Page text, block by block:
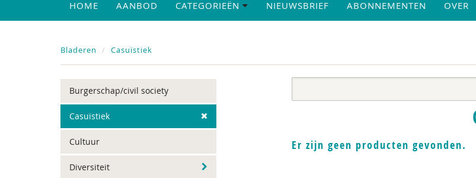
HOME AANBOD CATEGORIEËN NIEUWSBRIEF ABONNEMENTEN OVER
Bladeren Casuïstiek
Burgerschap/civil society
Casuïstiek
Cultuur
Diversiteit
Er zijn geen producten gevonden.